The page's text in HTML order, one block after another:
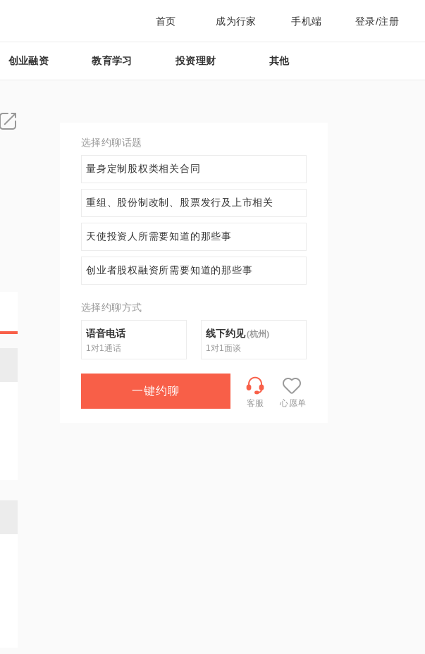
首页 成为行家 手机端 登录/注册
创业融资 教育学习 投资理财 其他
选择约聊话题
量身定制股权类相关合同
重组、股份制改制、股票发行及上市相关
天使投资人所需要知道的那些事
创业者股权融资所需要知道的那些事
选择约聊方式
语音电话
1对1通话
线下约见(杭州)
1对1面谈
一键约聊
客服 心愿单